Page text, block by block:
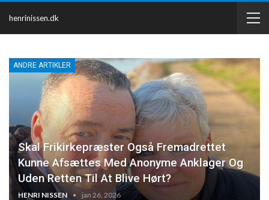
henrinissen.dk
ANDRE ARTIKLER
Skal Frikirkepræster Også Fremadrettet
Kunne Afsættes Med Anonyme Anklager Og
Uden Retten Til At Blive Hørt?
HENRI NISSEN jan 26, 2026